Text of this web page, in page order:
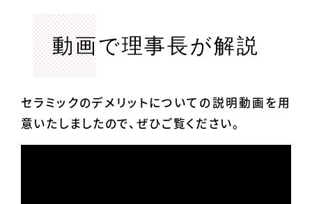
動画で理事長が解説
セラミックのデメリットについての説明動画を用
意いたしましたので、ぜひご覧ください。